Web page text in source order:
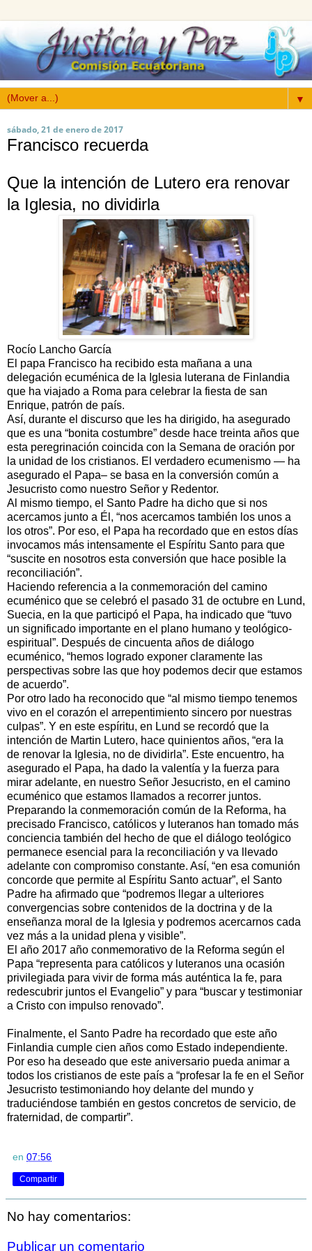
▼
sábado, 21 de enero de 2017
Francisco recuerda
Que la intención de Lutero era renovar
la Iglesia, no dividirla
Rocío Lancho García
El papa Francisco ha recibido esta mañana a una
delegación ecuménica de la Iglesia luterana de Finlandia
que ha viajado a Roma para celebrar la fiesta de san
Enrique, patrón de país.
Así, durante el discurso que les ha dirigido, ha asegurado
que es una “bonita costumbre” desde hace treinta años que
esta peregrinación coincida con la Semana de oración por
la unidad de los cristianos. El verdadero ecumenismo — ha
asegurado el Papa– se basa en la conversión común a
Jesucristo como nuestro Señor y Redentor.
Al mismo tiempo, el Santo Padre ha dicho que si nos
acercamos junto a Él, “nos acercamos también los unos a
los otros”. Por eso, el Papa ha recordado que en estos días
invocamos más intensamente el Espíritu Santo para que
“suscite en nosotros esta conversión que hace posible la
reconciliación”.
Haciendo referencia a la conmemoración del camino
ecuménico que se celebró el pasado 31 de octubre en Lund,
Suecia, en la que participó el Papa, ha indicado que “tuvo
un significado importante en el plano humano y teológico-
espiritual”. Después de cincuenta años de diálogo
ecuménico, “hemos logrado exponer claramente las
perspectivas sobre las que hoy podemos decir que estamos
de acuerdo”.
Por otro lado ha reconocido que “al mismo tiempo tenemos
vivo en el corazón el arrepentimiento sincero por nuestras
culpas”. Y en este espíritu, en Lund se recordó que la
intención de Martin Lutero, hace quinientos años, “era la
de renovar la Iglesia, no de dividirla”. Este encuentro, ha
asegurado el Papa, ha dado la valentía y la fuerza para
mirar adelante, en nuestro Señor Jesucristo, en el camino
ecuménico que estamos llamados a recorrer juntos.
Preparando la conmemoración común de la Reforma, ha
precisado Francisco, católicos y luteranos han tomado más
conciencia también del hecho de que el diálogo teológico
permanece esencial para la reconciliación y va llevado
adelante con compromiso constante. Así, “en esa comunión
concorde que permite al Espíritu Santo actuar”, el Santo
Padre ha afirmado que “podremos llegar a ulteriores
convergencias sobre contenidos de la doctrina y de la
enseñanza moral de la Iglesia y podremos acercarnos cada
vez más a la unidad plena y visible”.
El año 2017 año conmemorativo de la Reforma según el
Papa “representa para católicos y luteranos una ocasión
privilegiada para vivir de forma más auténtica la fe, para
redescubrir juntos el Evangelio” y para “buscar y testimoniar
a Cristo con impulso renovado”.
Finalmente, el Santo Padre ha recordado que este año
Finlandia cumple cien años como Estado independiente.
Por eso ha deseado que este aniversario pueda animar a
todos los cristianos de este país a “profesar la fe en el Señor
Jesucristo testimoniando hoy delante del mundo y
traduciéndose también en gestos concretos de servicio, de
fraternidad, de compartir”.
en 07:56
Compartir
No hay comentarios:
Publicar un comentario